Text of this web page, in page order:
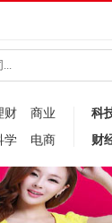
财
商业
学 电商
科
财